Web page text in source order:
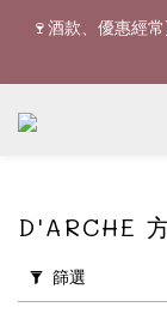
🚚全單滿$1200
🍷酒款、優惠經
🚚全單滿$1200或
D'ARCHE
篩選